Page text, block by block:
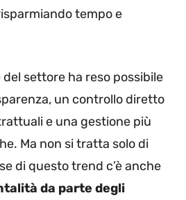
tempo e
settore ha reso possibile
un controllo diretto
e una gestione più
Ma non si tratta solo di
di questo trend c’è anche
da parte degli